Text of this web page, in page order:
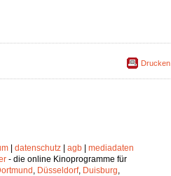
Drucken
| datenschutz| agb| mediadaten
- die online Kinoprogramme für
, Düsseldorf, Duisburg,